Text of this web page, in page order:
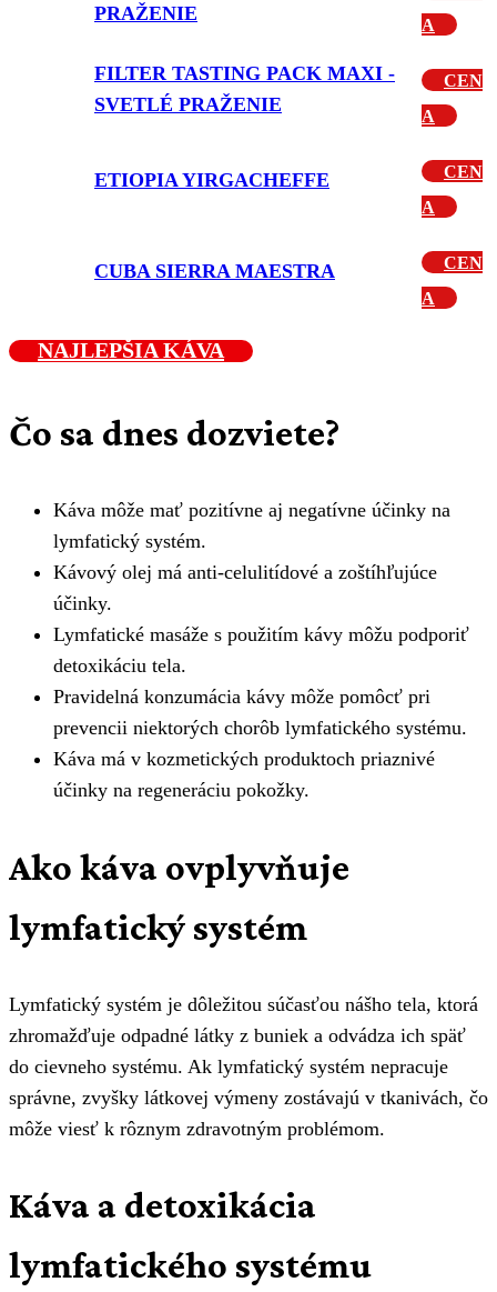
PRAŽENIE
A
FILTER TASTING PACK MAXI -
SVETLÉ PRAŽENIE
CEN
A
ETIOPIA YIRGACHEFFE
CEN
A
CUBA SIERRA MAESTRA
CEN
A
NAJLEPŠIA KÁVA
Čo sa dnes dozviete?
Káva môže mať pozitívne aj negatívne účinky na
lymfatický systém.
Kávový olej má anti-celulitídové a zoštíhľujúce
účinky.
Lymfatické masáže s použitím kávy môžu podporiť
detoxikáciu tela.
Pravidelná konzumácia kávy môže pomôcť pri
prevencii niektorých chorôb lymfatického systému.
Káva má v kozmetických produktoch priaznivé
účinky na regeneráciu pokožky.
Ako káva ovplyvňuje
lymfatický systém
Lymfatický systém je dôležitou súčasťou nášho tela, ktorá
zhromažďuje odpadné látky z buniek a odvádza ich späť
do cievneho systému. Ak lymfatický systém nepracuje
správne, zvyšky látkovej výmeny zostávajú v tkanivách, čo
môže viesť k rôznym zdravotným problémom.
Káva a detoxikácia
lymfatického systému